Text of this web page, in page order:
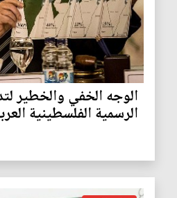
الوجه الخفي والخطير
الرسمية الفلسطينية